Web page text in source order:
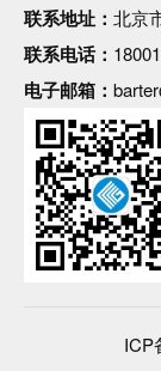
联系地址： 北京
联系电话：
电子邮箱：
ICP